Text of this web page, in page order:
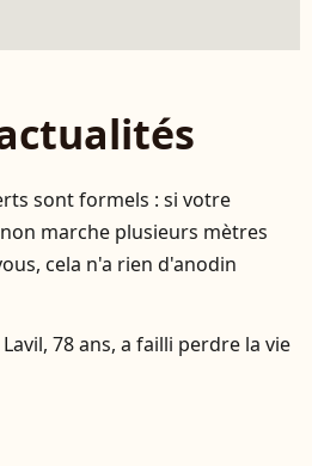
sont formels : si votre
marche plusieurs mètres
cela n'a rien d'anodin
78 ans, a failli perdre la vie